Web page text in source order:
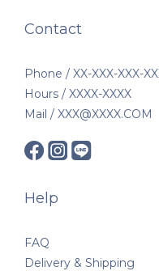
Contact
Phone / XX-XXX-XXX-
Hours / XXXX-XXXX
Mail / XXX@XXXX.COM
Help
FAQ
Delivery & Shipping